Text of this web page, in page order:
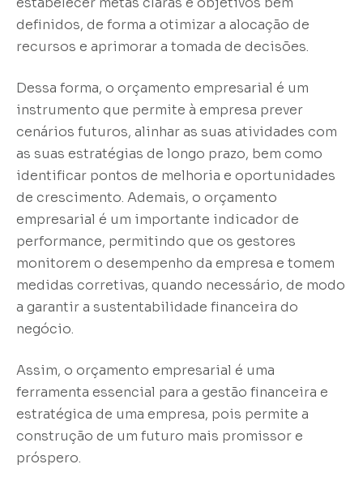
definidos, de forma a otimizar a alocação de
recursos e aprimorar a tomada de decisões.
Dessa forma, o orçamento empresarial é um
instrumento que permite à empresa prever
cenários futuros, alinhar as suas atividades com
as suas estratégias de longo prazo, bem como
identificar pontos de melhoria e oportunidades
de crescimento. Ademais, o orçamento
empresarial é um importante indicador de
performance, permitindo que os gestores
monitorem o desempenho da empresa e tomem
medidas corretivas, quando necessário, de modo
a garantir a sustentabilidade financeira do
negócio.
Assim, o orçamento empresarial é uma
ferramenta essencial para a gestão financeira e
estratégica de uma empresa, pois permite a
construção de um futuro mais promissor e
próspero.